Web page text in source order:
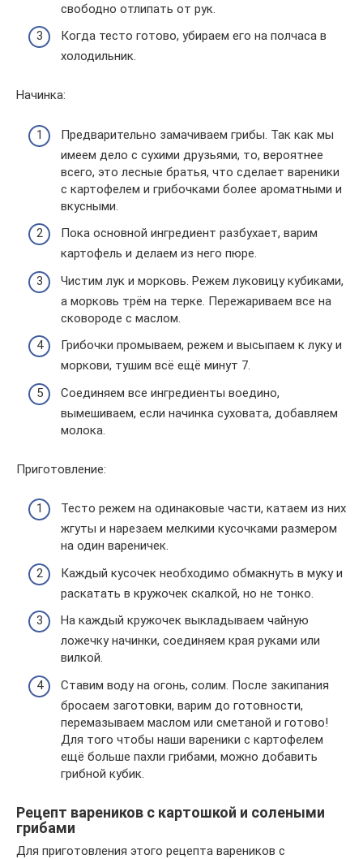
свободно отлипать от рук.
Когда тесто готово, убираем его на полчаса в
холодильник.
Начинка:
Предварительно замачиваем грибы. Так как мы
имеем дело с сухими друзьями, то, вероятнее
всего, это лесные братья, что сделает вареники
с картофелем и грибочками более ароматными и
вкусными.
Пока основной ингредиент разбухает, варим
картофель и делаем из него пюре.
Чистим лук и морковь. Режем луковицу кубиками,
а морковь трём на терке. Пережариваем все на
сковороде с маслом.
Грибочки промываем, режем и высыпаем к луку и
моркови, тушим всё ещё минут 7.
Соединяем все ингредиенты воедино,
вымешиваем, если начинка суховата, добавляем
молока.
Приготовление:
Тесто режем на одинаковые части, катаем из них
жгуты и нарезаем мелкими кусочками размером
на один вареничек.
Каждый кусочек необходимо обмакнуть в муку и
раскатать в кружочек скалкой, но не тонко.
На каждый кружочек выкладываем чайную
ложечку начинки, соединяем края руками или
вилкой.
Ставим воду на огонь, солим. После закипания
бросаем заготовки, варим до готовности,
перемазываем маслом или сметаной и готово!
Для того чтобы наши вареники с картофелем
ещё больше пахли грибами, можно добавить
грибной кубик.
Рецепт вареников с картошкой и солеными
грибами
Для приготовления этого рецепта вареников с